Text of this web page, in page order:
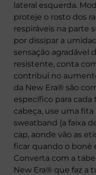
lateral esquerda.
proteje o rosto dos
respiráveis na parte
por dissipar a
sensação agradável
resistente, conta
contribui no
da New Era® são
específico para cada
cabeça, use uma
sweatband (a faixa
cap, aonde vão as
ficar quando o boné
Converta com a
New Era® que faz a